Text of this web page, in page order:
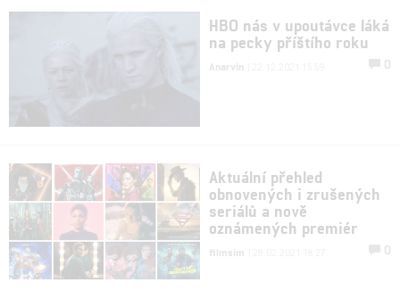
HBO nás v upoutávce láká
na pecky příštího roku
Anarvin 0
Aktuální přehled
obnovených i zrušených
seriálů a nově
oznámených premiér
filmsim 0